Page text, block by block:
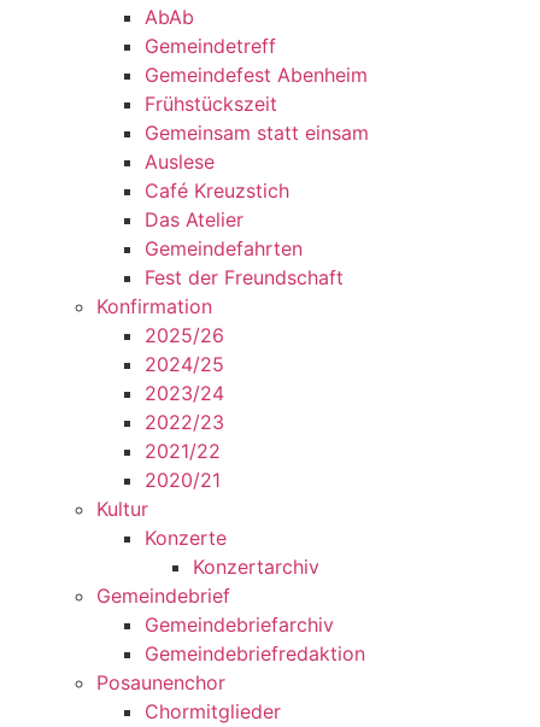
AbAb
Gemeindetreff
Gemeindefest Abenheim
Frühstückszeit
Gemeinsam statt einsam
Auslese
Café Kreuzstich
Das Atelier
Gemeindefahrten
Fest der Freundschaft
Konfirmation
2025/26
2024/25
2023/24
2022/23
2021/22
2020/21
Kultur
Konzerte
Konzertarchiv
Gemeindebrief
Gemeindebriefarchiv
Gemeindebriefredaktion
Posaunenchor
Chormitglieder